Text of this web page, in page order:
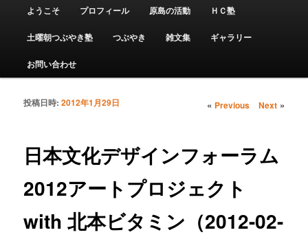
メインメニュー
メインコンテンツへ移動
サブコンテンツへ移動
ようこそ プロフィール 原島の活動 ＨＣ塾
土曜朝つぶやき塾 つぶやき 雑文集 ギャラリー
お問い合わせ
投稿ナビゲーショ
« Previous Next»
日本文化デザインフォーラム
2012アートプロジェクト
with 北本ビタミン（2012-02-
投稿日時:2012年1月29日